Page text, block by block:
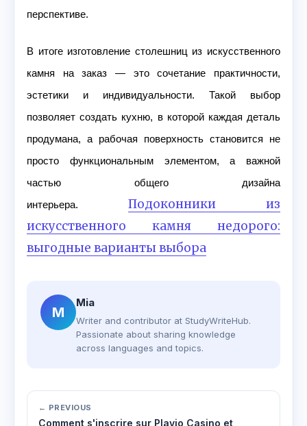
перспективе.
В итоге изготовление столешниц из искусственного
камня на заказ — это сочетание практичности,
эстетики и индивидуальности. Такой выбор
позволяет создать кухню, в которой каждая деталь
продумана, а рабочая поверхность становится не
просто функциональным элементом, а важной
частью общего дизайна
интерьера. Подоконники из
искусственного камня недорого:
выгодные варианты выбора
M
Mia
Writer and contributor at StudyWriteHub.
Passionate about sharing knowledge
across languages and topics.
← PREVIOUS
Comment s'inscrire sur Playio Casino et